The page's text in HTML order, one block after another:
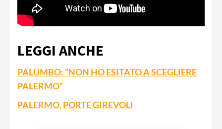
LEGGI ANCHE
PALUMBO: “NON HO ESITATO A SCEGLIERE
PALERMO”
PALERMO, PORTE GIREVOLI